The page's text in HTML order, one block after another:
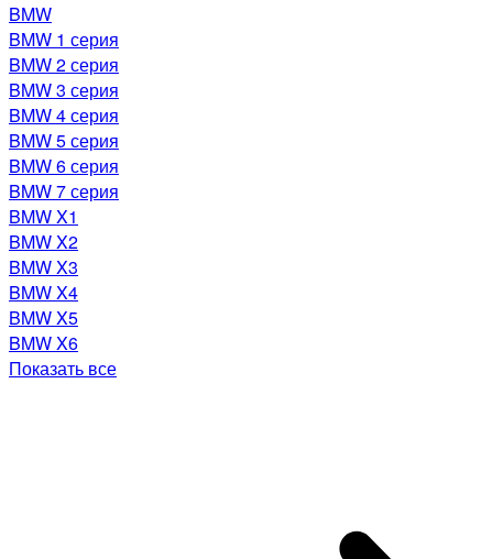
BMW
BMW 1 серия
BMW 2 серия
BMW 3 серия
BMW 4 серия
BMW 5 серия
BMW 6 серия
BMW 7 серия
BMW X1
BMW X2
BMW X3
BMW X4
BMW X5
BMW X6
Показать все